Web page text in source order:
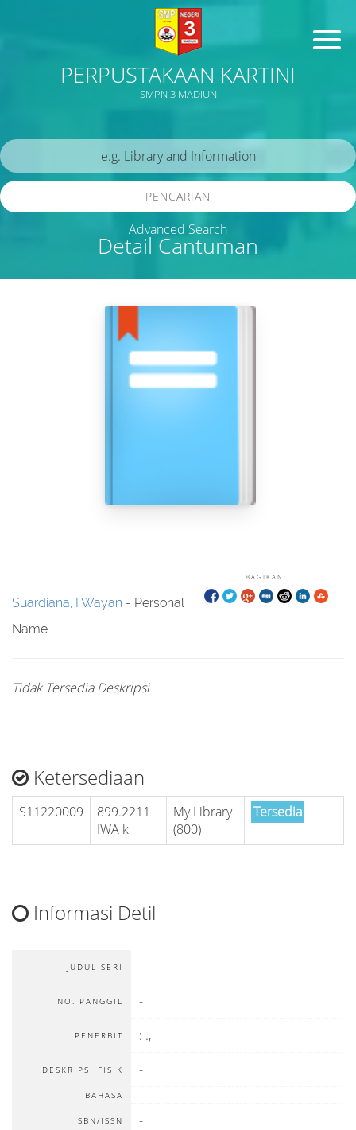
PERPUSTAKAAN KARTINI
SMPN 3 MADIUN
Detail Cantuman
PENCARIAN
Advanced Search
BAGIKAN:
Suardiana, I Wayan - Personal
Name
Tidak Tersedia Deskripsi
Ketersediaan
S11220009
899.2211
IWA k
My Library
(800)
Tersedia
Informasi Detil
JUDUL SERI -
NO. PANGGIL -
PENERBIT : .,
DESKRIPSI FISIK -
BAHASA
ISBN/ISSN -